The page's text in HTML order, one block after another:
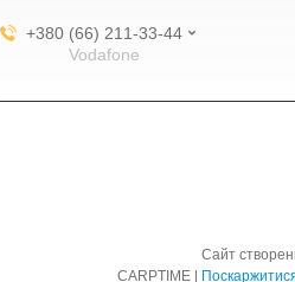
+380 (66) 211-33-44
Vodafone
Сайт